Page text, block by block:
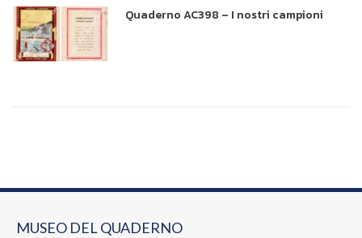
Quaderno AC398 – I nostri campioni
MUSEO DEL QUADERNO